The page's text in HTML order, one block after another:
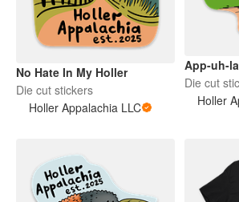
No Hate In My Holler
Die cut stickers
Holler Appalachia LLC
App-uh-
Die cut
Holler